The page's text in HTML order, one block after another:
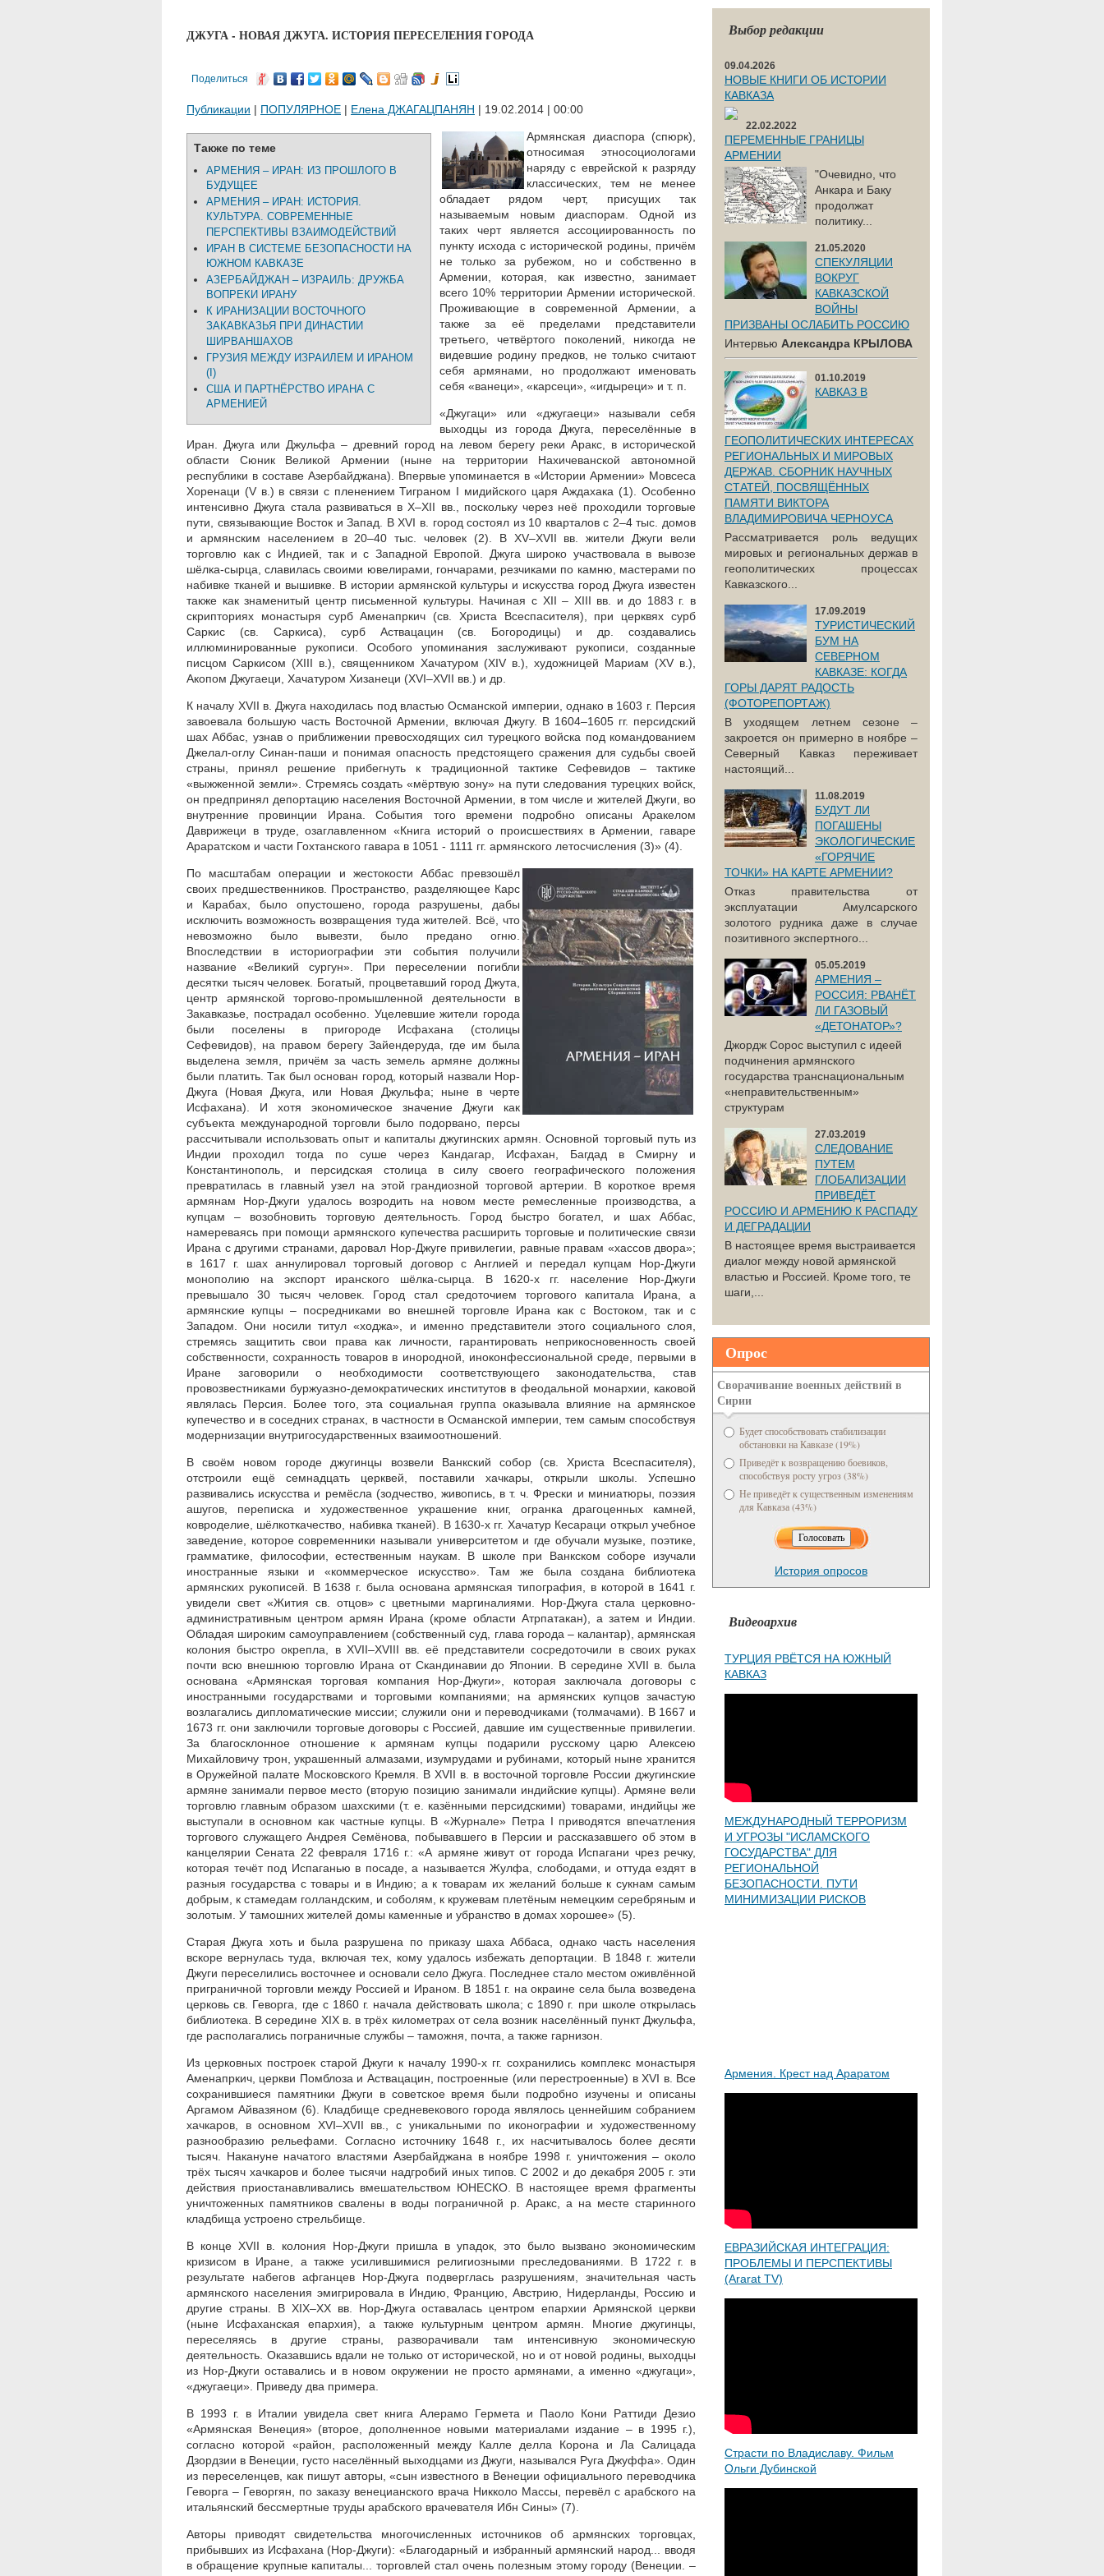
ДЖУГА - НОВАЯ ДЖУГА. ИСТОРИЯ ПЕРЕСЕЛЕНИЯ ГОРОДА
Поделиться
Публикации | ПОПУЛЯРНОЕ | Елена ДЖАГАЦПАНЯН | 19.02.2014 | 00:00
Также по теме
АРМЕНИЯ – ИРАН: ИЗ ПРОШЛОГО В
БУДУЩЕЕ
АРМЕНИЯ – ИРАН: ИСТОРИЯ.
КУЛЬТУРА. СОВРЕМЕННЫЕ
ПЕРСПЕКТИВЫ ВЗАИМОДЕЙСТВИЙ
ИРАН В СИСТЕМЕ БЕЗОПАСНОСТИ НА
ЮЖНОМ КАВКАЗЕ
АЗЕРБАЙДЖАН – ИЗРАИЛЬ: ДРУЖБА
ВОПРЕКИ ИРАНУ
К ИРАНИЗАЦИИ ВОСТОЧНОГО
ЗАКАВКАЗЬЯ ПРИ ДИНАСТИИ
ШИРВАНШАХОВ
ГРУЗИЯ МЕЖДУ ИЗРАИЛЕМ И ИРАНОМ
(I)
США И ПАРТНЁРСТВО ИРАНА С
АРМЕНИЕЙ
Армянская диаспора (спюрк),
относимая этносоциологами
наряду с еврейской к разряду
классических, тем не менее
обладает рядом черт, присущих так
называемым новым диаспорам. Одной из
таких черт является ассоциированность по
пункту исхода с исторической родины, причём
не только за рубежом, но и собственно в
Армении, которая, как известно, занимает
всего 10% территории Армении исторической.
Проживающие в современной Армении, а
также за её пределами представители
третьего, четвёртого поколений, никогда не
видевшие родину предков, не только считают
себя армянами, но продолжают именовать
себя «ванеци», «карсеци», «игдыреци» и т. п.
«Джугаци» или «джугаеци» называли себя
выходцы из города Джуга, переселённые в
Иран. Джуга или Джульфа – древний город на левом берегу реки Аракс, в исторической
области Сюник Великой Армении (ныне на территории Нахичеванской автономной
республики в составе Азербайджана). Впервые упоминается в «Истории Армении» Мовсеса
Хоренаци (V в.) в связи с пленением Тиграном I мидийского царя Аждахака (1). Особенно
интенсивно Джуга стала развиваться в X–XII вв., поскольку через неё проходили торговые
пути, связывающие Восток и Запад. В XVI в. город состоял из 10 кварталов с 2–4 тыс. домов
и армянским населением в 20–40 тыс. человек (2). В XV–XVII вв. жители Джуги вели
торговлю как с Индией, так и с Западной Европой. Джуга широко участвовала в вывозе
шёлка-сырца, славилась своими ювелирами, гончарами, резчиками по камню, мастерами по
набивке тканей и вышивке. В истории армянской культуры и искусства город Джуга известен
также как знаменитый центр письменной культуры. Начиная с XII – XIII вв. и до 1883 г. в
скрипториях монастыря сурб Аменапркич (св. Христа Всеспасителя), при церквях сурб
Саркис (св. Саркиса), сурб Аствацацин (св. Богородицы) и др. создавались
иллюминированные рукописи. Особого упоминания заслуживают рукописи, созданные
писцом Саркисом (XIII в.), священником Хачатуром (XIV в.), художницей Мариам (XV в.),
Акопом Джугаеци, Хачатуром Хизанеци (XVI–XVII вв.) и др.
К началу XVII в. Джуга находилась под властью Османской империи, однако в 1603 г. Персия
завоевала большую часть Восточной Армении, включая Джугу. В 1604–1605 гг. персидский
шах Аббас, узнав о приближении превосходящих сил турецкого войска под командованием
Джелал-оглу Синан-паши и понимая опасность предстоящего сражения для судьбы своей
страны, принял решение прибегнуть к традиционной тактике Сефевидов – тактике
«выжженной земли». Стремясь создать «мёртвую зону» на пути следования турецких войск,
он предпринял депортацию населения Восточной Армении, в том числе и жителей Джуги, во
внутренние провинции Ирана. События того времени подробно описаны Аракелом
Даврижеци в труде, озаглавленном «Книга историй о происшествиях в Армении, гаваре
Араратском и части Гохтанского гавара в 1051 - 1111 гг. армянского летосчисления (3)» (4).
По масштабам операции и жестокости Аббас превзошёл
своих предшественников. Пространство, разделяющее Карс
и Карабах, было опустошено, города разрушены, дабы
исключить возможность возвращения туда жителей. Всё, что
невозможно было вывезти, было предано огню.
Впоследствии в историографии эти события получили
название «Великий сургун». При переселении погибли
десятки тысяч человек. Богатый, процветавший город Джута,
центр армянской торгово-промышленной деятельности в
Закавказье, пострадал особенно. Уцелевшие жители города
были поселены в пригороде Исфахана (столицы
Сефевидов), на правом берегу Зайендеруда, где им была
выделена земля, причём за часть земель армяне должны
были платить. Так был основан город, который назвали Нор-
Джуга (Новая Джуга, или Новая Джульфа; ныне в черте
Исфахана). И хотя экономическое значение Джуги как
субъекта международной торговли было подорвано, персы
рассчитывали использовать опыт и капиталы джугинских армян. Основной торговый путь из
Индии проходил тогда по суше через Кандагар, Исфахан, Багдад в Смирну и
Константинополь, и персидская столица в силу своего географического положения
превратилась в главный узел на этой грандиозной торговой артерии. В короткое время
армянам Hop-Джуги удалось возродить на новом месте ремесленные производства, а
купцам – возобновить торговую деятельность. Город быстро богател, и шах Аббас,
намереваясь при помощи армянского купечества расширить торговые и политические связи
Ирана с другими странами, даровал Нор-Джуге привилегии, равные правам «хассов двора»;
в 1617 г. шах аннулировал торговый договор с Англией и передал купцам Hop-Джуги
монополию на экспорт иранского шёлка-сырца. В 1620-х гг. население Hop-Джуги
превышало 30 тысяч человек. Город стал средоточием торгового капитала Ирана, а
армянские купцы – посредниками во внешней торговле Ирана как с Востоком, так и с
Западом. Они носили титул «ходжа», и именно представители этого социального слоя,
стремясь защитить свои права как личности, гарантировать неприкосновенность своей
собственности, сохранность товаров в инородной, иноконфессиональной среде, первыми в
Иране заговорили о необходимости соответствующего законодательства, став
провозвестниками буржуазно-демократических институтов в феодальной монархии, каковой
являлась Персия. Более того, эта социальная группа оказывала влияние на армянское
купечество и в соседних странах, в частности в Османской империи, тем самым способствуя
модернизации внутригосударственных взаимоотношений.
В своём новом городе джугинцы возвели Ванкский собор (св. Христа Всеспасителя),
отстроили ещё семнадцать церквей, поставили хачкары, открыли школы. Успешно
развивались искусства и ремёсла (зодчество, живопись, в т. ч. Фрески и миниатюры, поэзия
ашугов, переписка и художественное украшение книг, огранка драгоценных камней,
ковроделие, шёлкоткачество, набивка тканей). В 1630-х гг. Хачатур Кесараци открыл учебное
заведение, которое современники называли университетом и где обучали музыке, поэтике,
грамматике, философии, естественным наукам. В школе при Ванкском соборе изучали
иностранные языки и «коммерческое искусство». Там же была создана библиотека
армянских рукописей. В 1638 г. была основана армянская типография, в которой в 1641 г.
увидели свет «Жития св. отцов» с цветными маргиналиями. Нор-Джуга стала церковно-
административным центром армян Ирана (кроме области Атрпатакан), а затем и Индии.
Обладая широким самоуправлением (собственный суд, глава города – калантар), армянская
колония быстро окрепла, в XVII–XVIII вв. её представители сосредоточили в своих руках
почти всю внешнюю торговлю Ирана от Скандинавии до Японии. В середине XVII в. была
основана «Армянская торговая компания Нор-Джуги», которая заключала договоры с
иностранными государствами и торговыми компаниями; на армянских купцов зачастую
возлагались дипломатические миссии; служили они и переводчиками (толмачами). В 1667 и
1673 гг. они заключили торговые договоры с Россией, давшие им существенные привилегии.
За благосклонное отношение к армянам купцы подарили русскому царю Алексею
Михайловичу трон, украшенный алмазами, изумрудами и рубинами, который ныне хранится
в Оружейной палате Московского Кремля. В XVII в. в восточной торговле России джугинские
армяне занимали первое место (вторую позицию занимали индийские купцы). Армяне вели
торговлю главным образом шахскими (т. е. казёнными персидскими) товарами, индийцы же
выступали в основном как частные купцы. В «Журнале» Петра I приводятся впечатления
торгового служащего Андрея Семёнова, побывавшего в Персии и рассказавшего об этом в
канцелярии Сената 22 февраля 1716 г.: «А армяне живут от города Испагани чрез речку,
которая течёт под Испаганью в посаде, а называется Жулфа, слободами, и оттуда ездят в
разныя государства с товары и в Индию; а к товарам их желаний больше к сукнам самым
добрым, к стамедам голландским, и соболям, к кружевам плетёным немецким серебряным и
золотым. У тамошних жителей домы каменные и убранство в домах хорошее» (5).
Старая Джуга хоть и была разрушена по приказу шаха Аббаса, однако часть населения
вскоре вернулась туда, включая тех, кому удалось избежать депортации. В 1848 г. жители
Джуги переселились восточнее и основали село Джуга. Последнее стало местом оживлённой
приграничной торговли между Россией и Ираном. В 1851 г. на окраине села была возведена
церковь св. Геворга, где с 1860 г. начала действовать школа; с 1890 г. при школе открылась
библиотека. В середине XIX в. в трёх километрах от села возник населённый пункт Джульфа,
где располагались пограничные службы – таможня, почта, а также гарнизон.
Из церковных построек старой Джуги к началу 1990-х гг. сохранились комплекс монастыря
Аменапркич, церкви Помблоза и Аствацацин, построенные (или перестроенные) в XVI в. Все
сохранившиеся памятники Джуги в советское время были подробно изучены и описаны
Аргамом Айвазяном (6). Кладбище средневекового города являлось ценнейшим собранием
хачкаров, в основном XVI–XVII вв., с уникальными по иконографии и художественному
разнообразию рельефами. Согласно источнику 1648 г., их насчитывалось более десяти
тысяч. Накануне начатого властями Азербайджана в ноябре 1998 г. уничтожения – около
трёх тысяч хачкаров и более тысячи надгробий иных типов. С 2002 и до декабря 2005 г. эти
действия приостанавливались вмешательством ЮНЕСКО. В настоящее время фрагменты
уничтоженных памятников свалены в воды пограничной р. Аракс, а на месте старинного
кладбища устроено стрельбище.
В конце XVII в. колония Нор-Джуги пришла в упадок, это было вызвано экономическим
кризисом в Иране, а также усилившимися религиозными преследованиями. В 1722 г. в
результате набегов афганцев Нор-Джуга подверглась разрушениям, значительная часть
армянского населения эмигрировала в Индию, Францию, Австрию, Нидерланды, Россию и
другие страны. В XIX–XX вв. Нор-Джуга оставалась центром епархии Армянской церкви
(ныне Исфаханская епархия), а также культурным центром армян. Многие джугинцы,
переселяясь в другие страны, разворачивали там интенсивную экономическую
деятельность. Оказавшись вдали не только от исторической, но и от новой родины, выходцы
из Нор-Джуги оставались и в новом окружении не просто армянами, а именно «джугаци»,
«джугаеци». Приведу два примера.
В 1993 г. в Италии увидела свет книга Алерамо Гермета и Паоло Кони Раттиди Дезио
«Армянская Венеция» (второе, дополненное новыми материалами издание – в 1995 г.),
согласно которой «район, расположенный между Калле делла Корона и Ла Салицада
Дзордзии в Венеции, густо населённый выходцами из Джуги, назывался Руга Джуффа». Один
из переселенцев, как пишут авторы, «сын известного в Венеции официального переводчика
Геворга – Геворгян, по заказу венецианского врача Никколо Массы, перевёл с арабского на
итальянский бессмертные труды арабского врачевателя Ибн Сины» (7).
Авторы приводят свидетельства многочисленных источников об армянских торговцах,
прибывших из Исфахана (Нор-Джуги): «Благодарный и избранный армянский народ... вводя
в обращение крупные капиталы... торговлей стал очень полезным этому городу (Венеции. –
Выбор редакции
09.04.2026
НОВЫЕ КНИГИ ОБ ИСТОРИИ
КАВКАЗА
22.02.2022
ПЕРЕМЕННЫЕ ГРАНИЦЫ
АРМЕНИИ
"Очевидно, что
Анкара и Баку
продолжат
политику...
21.05.2020
СПЕКУЛЯЦИИ
ВОКРУГ
КАВКАЗСКОЙ
ВОЙНЫ
ПРИЗВАНЫ ОСЛАБИТЬ РОССИЮ
Интервью Александра КРЫЛОВА
01.10.2019
КАВКАЗ В
ГЕОПОЛИТИЧЕСКИХ ИНТЕРЕСАХ
РЕГИОНАЛЬНЫХ И МИРОВЫХ
ДЕРЖАВ. СБОРНИК НАУЧНЫХ
СТАТЕЙ, ПОСВЯЩЁННЫХ
ПАМЯТИ ВИКТОРА
ВЛАДИМИРОВИЧА ЧЕРНОУСА
Рассматривается роль ведущих
мировых и региональных держав в
геополитических процессах
Кавказского...
17.09.2019
ТУРИСТИЧЕСКИЙ
БУМ НА
СЕВЕРНОМ
КАВКАЗЕ: КОГДА
ГОРЫ ДАРЯТ РАДОСТЬ
(ФОТОРЕПОРТАЖ)
В уходящем летнем сезоне –
закроется он примерно в ноябре –
Северный Кавказ переживает
настоящий...
11.08.2019
БУДУТ ЛИ
ПОГАШЕНЫ
ЭКОЛОГИЧЕСКИЕ
«ГОРЯЧИЕ
ТОЧКИ» НА КАРТЕ АРМЕНИИ?
Отказ правительства от
эксплуатации Амулсарского
золотого рудника даже в случае
позитивного экспертного...
05.05.2019
АРМЕНИЯ –
РОССИЯ: РВАНЁТ
ЛИ ГАЗОВЫЙ
«ДЕТОНАТОР»?
Джордж Сорос выступил с идеей
подчинения армянского
государства транснациональным
«неправительственным»
структурам
27.03.2019
СЛЕДОВАНИЕ
ПУТЕМ
ГЛОБАЛИЗАЦИИ
ПРИВЕДЁТ
РОССИЮ И АРМЕНИЮ К РАСПАДУ
И ДЕГРАДАЦИИ
В настоящее время выстраивается
диалог между новой армянской
властью и Россией. Кроме того, те
шаги,...
Опрос
Сворачивание военных действий в
Сирии
Будет способствовать стабилизации
обстановки на Кавказе (19%)
Приведёт к возвращению боевиков,
способствуя росту угроз (38%)
Не приведёт к существенным изменениям
для Кавказа (43%)
История опросов
Видеоархив
ТУРЦИЯ РВЁТСЯ НА ЮЖНЫЙ
КАВКАЗ
МЕЖДУНАРОДНЫЙ ТЕРРОРИЗМ
И УГРОЗЫ "ИСЛАМСКОГО
ГОСУДАРСТВА" ДЛЯ
РЕГИОНАЛЬНОЙ
БЕЗОПАСНОСТИ. ПУТИ
МИНИМИЗАЦИИ РИСКОВ
Армения. Крест над Араратом
ЕВРАЗИЙСКАЯ ИНТЕГРАЦИЯ:
ПРОБЛЕМЫ И ПЕРСПЕКТИВЫ
(Ararat TV)
Страсти по Владиславу. Фильм
Ольги Дубинской